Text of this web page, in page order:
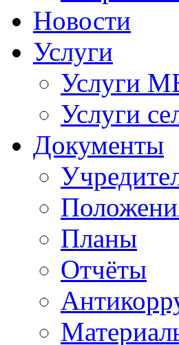
Новости
Услуги
Услуги
Услуги
Документы
Планы
Отчёты